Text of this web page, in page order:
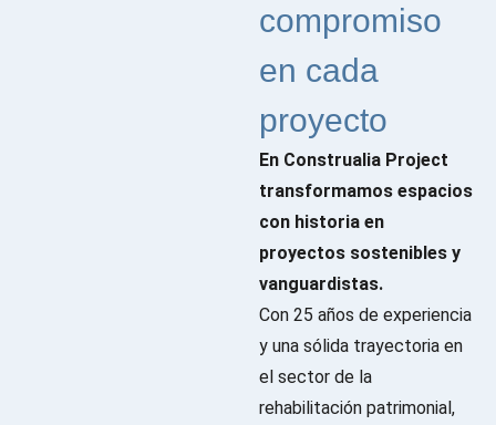
compromiso
en cada
proyecto
En Construalia Project
transformamos espacios
con historia en
proyectos sostenibles y
vanguardistas.
Con 25 años de experiencia
y una sólida trayectoria en
el sector de la
rehabilitación patrimonial,